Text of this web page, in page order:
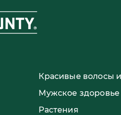
Красивые волосы
Мужское здоровье
Растения